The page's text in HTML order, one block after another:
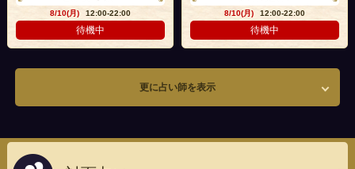
8/10(月)
12:00-22:00
待機中
8/10(月)
12:00-22:00
待機中
更に占い師を表示